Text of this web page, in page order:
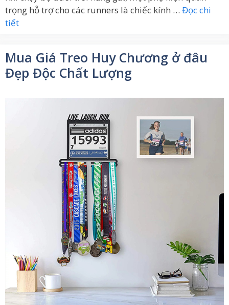
trọng hỗ trợ cho các runners là chiếc kính … Đọc chi
tiết
Mua Giá Treo Huy Chương ở đâu
Đẹp Độc Chất Lượng